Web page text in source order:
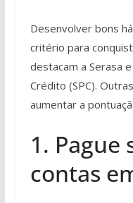
Desenvolver bons
critério para
destacam a Serasa
Crédito (SPC).
aumentar a
1. Pague
contas